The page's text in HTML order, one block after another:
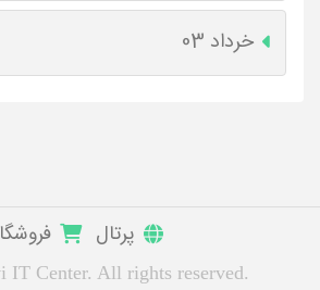
خرداد 03
پرتال
IT Center. All rights reserved.